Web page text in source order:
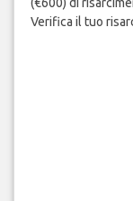
Verifica il tuo